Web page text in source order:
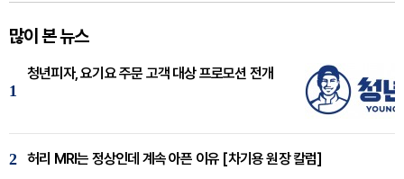
많이 본 뉴스
1
청년피자, 요기요 주문 고객 대상 프로모션 전개
2 허리 MRI는 정상인데 계속 아픈 이유 [차기용 원장 칼럼]